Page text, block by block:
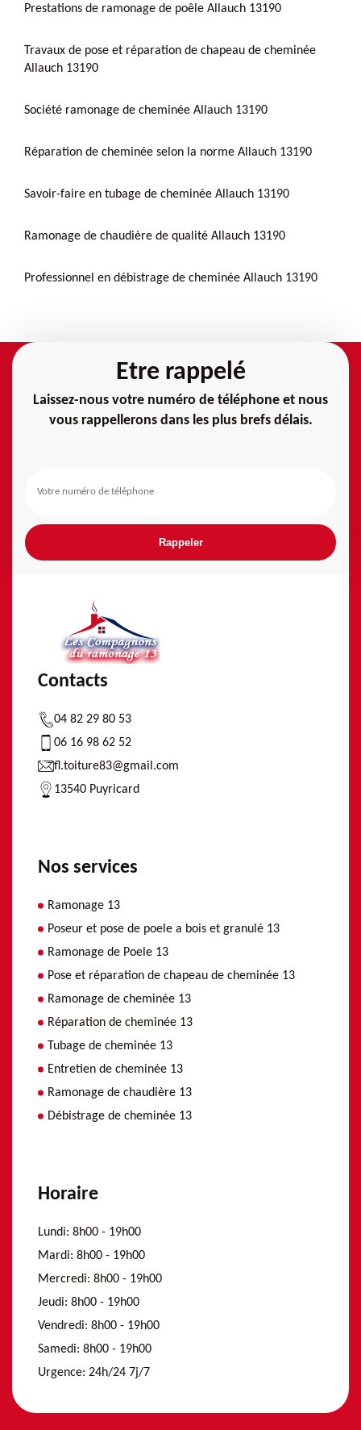
Prestations de ramonage de poêle Allauch 13190
Travaux de pose et réparation de chapeau de cheminée
Allauch 13190
Société ramonage de cheminée Allauch 13190
Réparation de cheminée selon la norme Allauch 13190
Savoir-faire en tubage de cheminée Allauch 13190
Ramonage de chaudière de qualité Allauch 13190
Professionnel en débistrage de cheminée Allauch 13190
Etre rappelé
Laissez-nous votre numéro de téléphone et nous
vous rappellerons dans les plus brefs délais.
Contacts
04 82 29 80 53
06 16 98 62 52
fl.toiture83@gmail.com
13540 Puyricard
Nos services
Ramonage 13
Poseur et pose de poele a bois et granulé 13
Ramonage de Poele 13
Pose et réparation de chapeau de cheminée 13
Ramonage de cheminée 13
Réparation de cheminée 13
Tubage de cheminée 13
Entretien de cheminée 13
Ramonage de chaudière 13
Débistrage de cheminée 13
Horaire
Lundi: 8h00 - 19h00
Mardi: 8h00 - 19h00
Mercredi: 8h00 - 19h00
Jeudi: 8h00 - 19h00
Vendredi: 8h00 - 19h00
Samedi: 8h00 - 19h00
Urgence: 24h/24 7j/7